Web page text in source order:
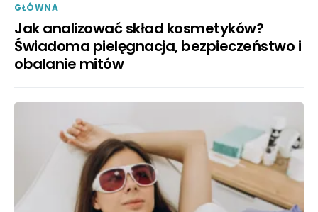
GŁÓWNA
Jak analizować skład kosmetyków?
Świadoma pielęgnacja, bezpieczeństwo i
obalanie mitów